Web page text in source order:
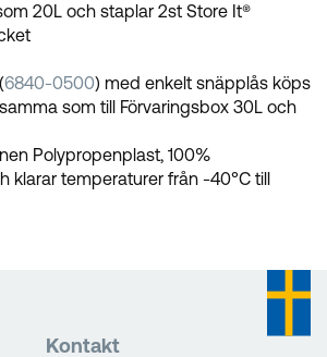
20L och staplar 2st Store It®
6840-0500) med enkelt snäpplås köps
som till Förvaringsbox 30L och
Polypropenplast, 100%
klarar temperaturer från -40°C till
Kontakt